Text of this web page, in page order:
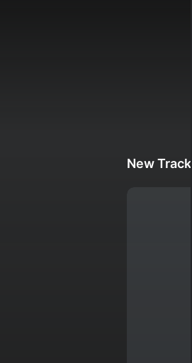
New Tracks